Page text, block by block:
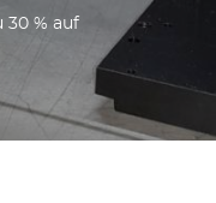
30 % auf